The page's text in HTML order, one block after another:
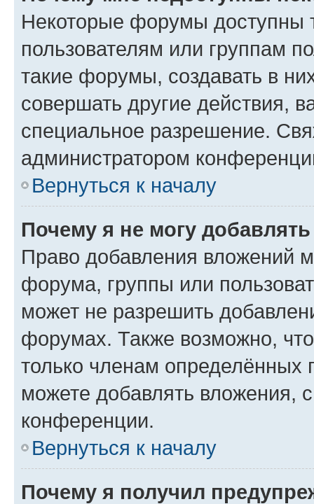
Некоторые форумы доступны
пользователям или группам
такие форумы, создавать в
совершать другие действия,
специальное разрешение.
администратором
Вернуться к началу
Почему я не могу
Право добавления вложений
форума, группы или
может не разрешить
форумах. Также возможно,
только членам определённых
можете добавлять вложения,
конференции.
Вернуться к началу
Почему я получил